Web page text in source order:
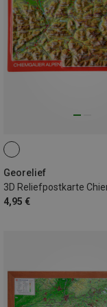
Georelief
4,95 €